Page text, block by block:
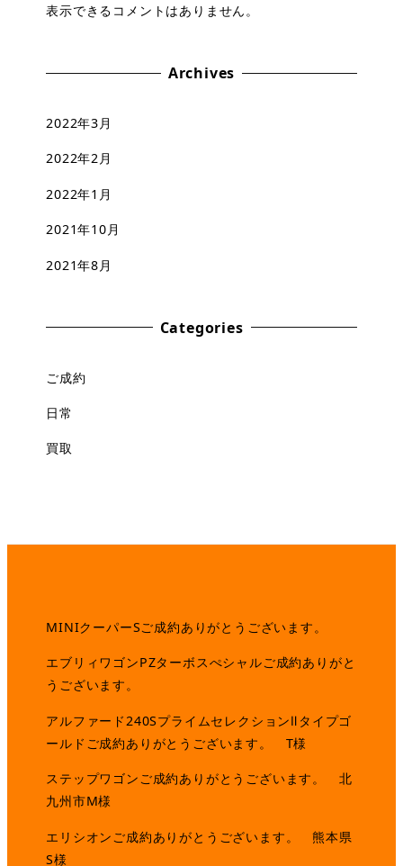
表示できるコメントはありません。
Archives
2022年3月
2022年2月
2022年1月
2021年10月
2021年8月
Categories
ご成約
日常
買取
MINIクーパーSご成約ありがとうございます。
エブリィワゴンPZターボスぺシャルご成約ありがと
うございます。
アルファード240SプライムセレクションⅡタイプゴ
ールドご成約ありがとうございます。 T様
ステップワゴンご成約ありがとうございます。 北
九州市M様
エリシオンご成約ありがとうございます。 熊本県
S様